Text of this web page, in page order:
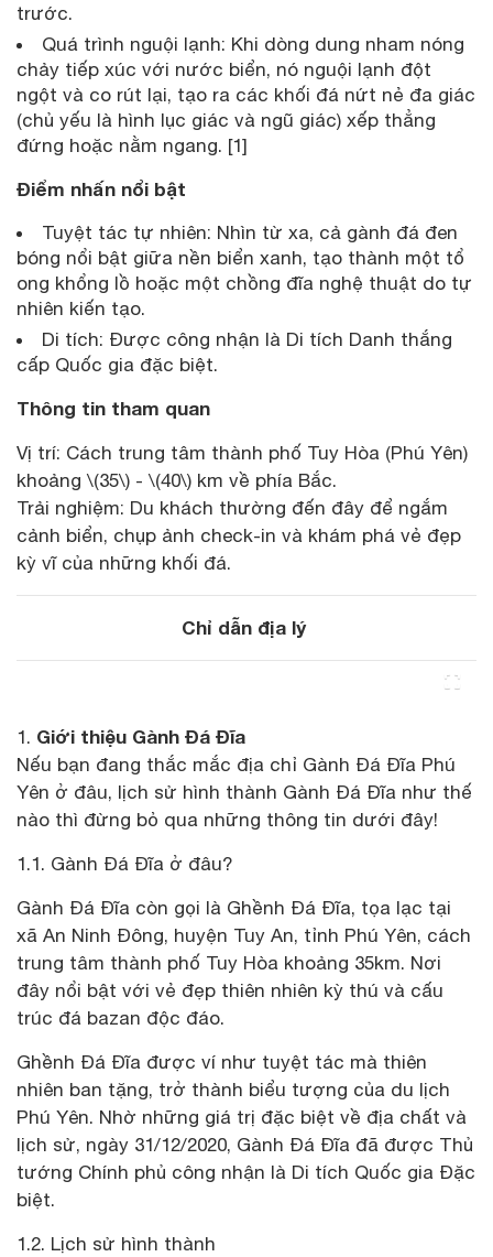
trước.
Quá trình nguội lạnh: Khi dòng dung nham nóng
chảy tiếp xúc với nước biển, nó nguội lạnh đột
ngột và co rút lại, tạo ra các khối đá nứt nẻ đa giác
(chủ yếu là hình lục giác và ngũ giác) xếp thẳng
đứng hoặc nằm ngang. [1]
Điểm nhấn nổi bật
Tuyệt tác tự nhiên: Nhìn từ xa, cả gành đá đen
bóng nổi bật giữa nền biển xanh, tạo thành một tổ
ong khổng lồ hoặc một chồng đĩa nghệ thuật do tự
nhiên kiến tạo.
Di tích: Được công nhận là Di tích Danh thắng
cấp Quốc gia đặc biệt.
Thông tin tham quan
Vị trí: Cách trung tâm thành phố Tuy Hòa (Phú Yên)
khoảng \(35\) - \(40\) km về phía Bắc.
Trải nghiệm: Du khách thường đến đây để ngắm
cảnh biển, chụp ảnh check-in và khám phá vẻ đẹp
kỳ vĩ của những khối đá.
Chỉ dẫn địa lý
1. Giới thiệu Gành Đá Đĩa
Nếu bạn đang thắc mắc địa chỉ Gành Đá Đĩa Phú
Yên ở đâu, lịch sử hình thành Gành Đá Đĩa như thế
nào thì đừng bỏ qua những thông tin dưới đây!
1.1. Gành Đá Đĩa ở đâu?
Gành Đá Đĩa còn gọi là Ghềnh Đá Đĩa, tọa lạc tại
xã An Ninh Đông, huyện Tuy An, tỉnh Phú Yên, cách
trung tâm thành phố Tuy Hòa khoảng 35km. Nơi
đây nổi bật với vẻ đẹp thiên nhiên kỳ thú và cấu
trúc đá bazan độc đáo.
Ghềnh Đá Đĩa được ví như tuyệt tác mà thiên
nhiên ban tặng, trở thành biểu tượng của du lịch
Phú Yên. Nhờ những giá trị đặc biệt về địa chất và
lịch sử, ngày 31/12/2020, Gành Đá Đĩa đã được Thủ
tướng Chính phủ công nhận là Di tích Quốc gia Đặc
biệt.
1.2. Lịch sử hình thành